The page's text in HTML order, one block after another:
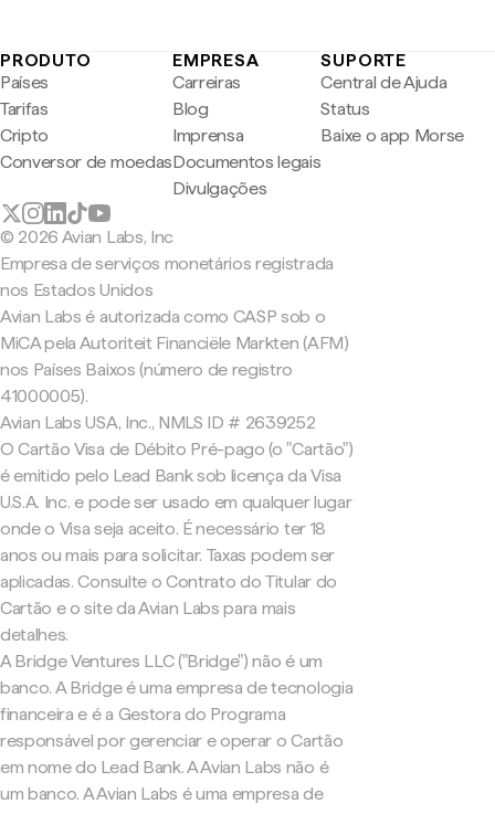
PRODUTO
Países
Tarifas
Cripto
Conversor de moedas
EMPRESA
Carreiras
Blog
Imprensa
Documentos legais
Divulgações
SUPORTE
Central de Ajuda
Status
Baixe o app Morse
© 2026 Avian Labs, Inc
Empresa de serviços monetários registrada
nos Estados Unidos
Avian Labs é autorizada como CASP sob o
MiCA pela Autoriteit Financiële Markten (AFM)
nos Países Baixos (número de registro
41000005).
Avian Labs USA, Inc., NMLS ID # 2639252
O Cartão Visa de Débito Pré-pago (o "Cartão")
é emitido pelo Lead Bank sob licença da Visa
U.S.A. Inc. e pode ser usado em qualquer lugar
onde o Visa seja aceito. É necessário ter 18
anos ou mais para solicitar. Taxas podem ser
aplicadas. Consulte o Contrato do Titular do
Cartão e o site da Avian Labs para mais
detalhes.
A Bridge Ventures LLC ("Bridge") não é um
banco. A Bridge é uma empresa de tecnologia
financeira e é a Gestora do Programa
responsável por gerenciar e operar o Cartão
em nome do Lead Bank. A Avian Labs não é
um banco. A Avian Labs é uma empresa de